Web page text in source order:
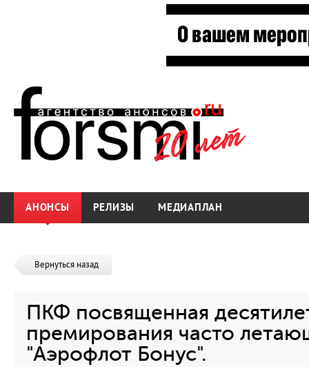
АНОНСЫ РЕЛИЗЫ МЕДИАПЛАН
Вернуться назад
ПКФ посвященная
премирования часто
"Аэрофлот Бонус".